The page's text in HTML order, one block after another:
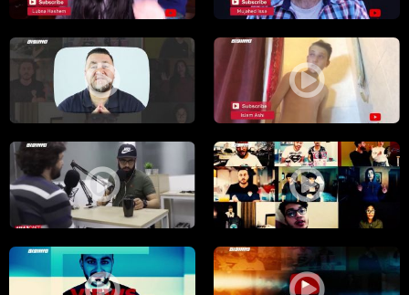
لما تقرر تفوت تتحمم بالليل... شو ممكن يصير معك.،الكاملة،يوتيوبرز،21.5.2019،مساواة
عندك مقابلة عمل لوظيفة من زمان
تكوني ماشية بالمول.. ويوقع منك الايس كوفي ع شخص شو ممكن
انواع الناس برمضان لاتكون منهم